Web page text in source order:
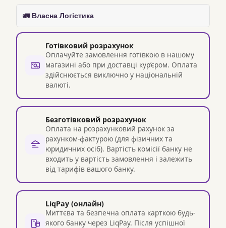
🚛 Власна Логістика
Готівковий розрахунок
Оплачуйте замовлення готівкою в нашому
магазині або при доставці кур’єром. Оплата
здійснюється виключно у національній
валюті.
Безготівковий розрахунок
Оплата на розрахунковий рахунок за
рахунком-фактурою (для фізичних та
юридичних осіб). Вартість комісії банку не
входить у вартість замовлення і залежить
від тарифів вашого банку.
LiqPay (онлайн)
Миттєва та безпечна оплата карткою будь-
якого банку через LiqPay. Після успішної